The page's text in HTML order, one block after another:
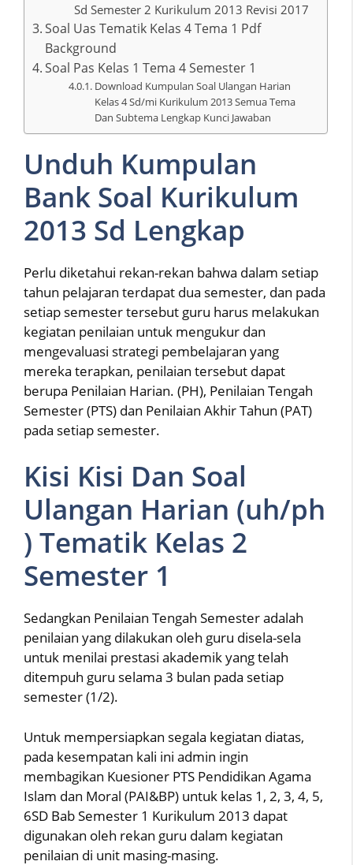
Sd Semester 2 Kurikulum 2013 Revisi 2017
Soal Uas Tematik Kelas 4 Tema 1 Pdf
Background
Soal Pas Kelas 1 Tema 4 Semester 1
Download Kumpulan Soal Ulangan Harian
Kelas 4 Sd/mi Kurikulum 2013 Semua Tema
Dan Subtema Lengkap Kunci Jawaban
Unduh Kumpulan
Bank Soal Kurikulum
2013 Sd Lengkap
Perlu diketahui rekan-rekan bahwa dalam setiap
tahun pelajaran terdapat dua semester, dan pada
setiap semester tersebut guru harus melakukan
kegiatan penilaian untuk mengukur dan
mengevaluasi strategi pembelajaran yang
mereka terapkan, penilaian tersebut dapat
berupa Penilaian Harian. (PH), Penilaian Tengah
Semester (PTS) dan Penilaian Akhir Tahun (PAT)
pada setiap semester.
Kisi Kisi Dan Soal
Ulangan Harian (uh/ph
) Tematik Kelas 2
Semester 1
Sedangkan Penilaian Tengah Semester adalah
penilaian yang dilakukan oleh guru disela-sela
untuk menilai prestasi akademik yang telah
ditempuh guru selama 3 bulan pada setiap
semester (1/2).
Untuk mempersiapkan segala kegiatan diatas,
pada kesempatan kali ini admin ingin
membagikan Kuesioner PTS Pendidikan Agama
Islam dan Moral (PAI&BP) untuk kelas 1, 2, 3, 4, 5,
6SD Bab Semester 1 Kurikulum 2013 dapat
digunakan oleh rekan guru dalam kegiatan
penilaian di unit masing-masing.